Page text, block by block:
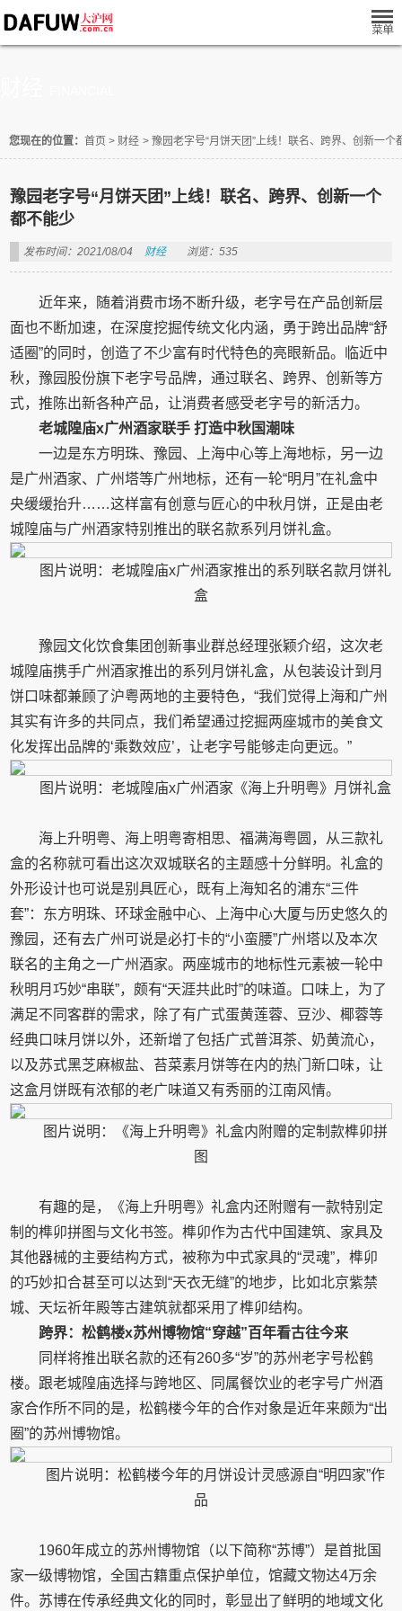
您现在的位置： 首页 > 财经 > 豫园老字号“月饼天团”上线！联名、跨界、创新一个
豫园老字号“月饼天团”上线！联名、跨界、创新一个
都不能少
发布时间：2021/08/04 财经 浏览：535
近年来，随着消费市场不断升级，老字号在产品创新层
面也不断加速，在深度挖掘传统文化内涵，勇于跨出品牌“舒
适圈”的同时，创造了不少富有时代特色的亮眼新品。临近中
秋，豫园股份旗下老字号品牌，通过联名、跨界、创新等方
式，推陈出新各种产品，让消费者感受老字号的新活力。
老城隍庙x广州酒家联手 打造中秋国潮味
一边是东方明珠、豫园、上海中心等上海地标，另一边
是广州酒家、广州塔等广州地标，还有一轮“明月”在礼盒中
央缓缓抬升……这样富有创意与匠心的中秋月饼，正是由老
城隍庙与广州酒家特别推出的联名款系列月饼礼盒。
图片说明：老城隍庙x广州酒家推出的系列联名款月饼礼
盒
豫园文化饮食集团创新事业群总经理张颖介绍，这次老
城隍庙携手广州酒家推出的系列月饼礼盒，从包装设计到月
饼口味都兼顾了沪粤两地的主要特色，“我们觉得上海和广州
其实有许多的共同点，我们希望通过挖掘两座城市的美食文
化发挥出品牌的‘乘数效应’，让老字号能够走向更远。”
图片说明：老城隍庙x广州酒家《海上升明粤》月饼礼盒
海上升明粤、海上明粤寄相思、福满海粤圆，从三款礼
盒的名称就可看出这次双城联名的主题感十分鲜明。礼盒的
外形设计也可说是别具匠心，既有上海知名的浦东“三件
套”：东方明珠、环球金融中心、上海中心大厦与历史悠久的
豫园，还有去广州可说是必打卡的“小蛮腰”广州塔以及本次
联名的主角之一广州酒家。两座城市的地标性元素被一轮中
秋明月巧妙“串联”，颇有“天涯共此时”的味道。口味上，为了
满足不同客群的需求，除了有广式蛋黄莲蓉、豆沙、椰蓉等
经典口味月饼以外，还新增了包括广式普洱茶、奶黄流心，
以及苏式黑芝麻椒盐、苔菜素月饼等在内的热门新口味，让
这盒月饼既有浓郁的老广味道又有秀丽的江南风情。
图片说明：《海上升明粤》礼盒内附赠的定制款榫卯拼
图
有趣的是，《海上升明粤》礼盒内还附赠有一款特别定
制的榫卯拼图与文化书签。榫卯作为古代中国建筑、家具及
其他器械的主要结构方式，被称为中式家具的“灵魂”，榫卯
的巧妙扣合甚至可以达到“天衣无缝”的地步，比如北京紫禁
城、天坛祈年殿等古建筑就都采用了榫卯结构。
跨界：松鹤楼x苏州博物馆“穿越”百年看古往今来
同样将推出联名款的还有260多“岁”的苏州老字号松鹤
楼。跟老城隍庙选择与跨地区、同属餐饮业的老字号广州酒
家合作所不同的是，松鹤楼今年的合作对象是近年来颇为“出
圈”的苏州博物馆。
图片说明：松鹤楼今年的月饼设计灵感源自“明四家”作
品
1960年成立的苏州博物馆（以下简称“苏博”）是首批国
家一级博物馆，全国古籍重点保护单位，馆藏文物达4万余
件。苏博在传承经典文化的同时，彰显出了鲜明的地域文化